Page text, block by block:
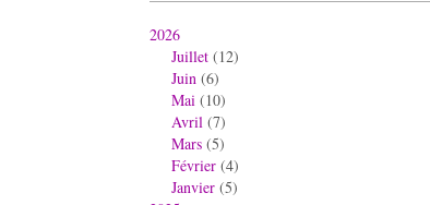
2026
Juillet (12)
Juin (6)
Mai (10)
Avril (7)
Mars (5)
Février (4)
Janvier (5)